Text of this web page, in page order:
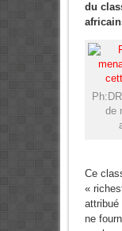
du
de
Ce
«
attribué
ne